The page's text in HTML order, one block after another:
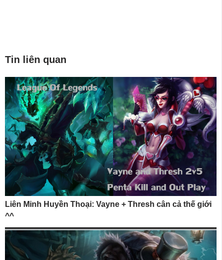
Tin liên quan
Liên Minh Huyền Thoại: Vayne + Thresh cân cả thế giới
^^